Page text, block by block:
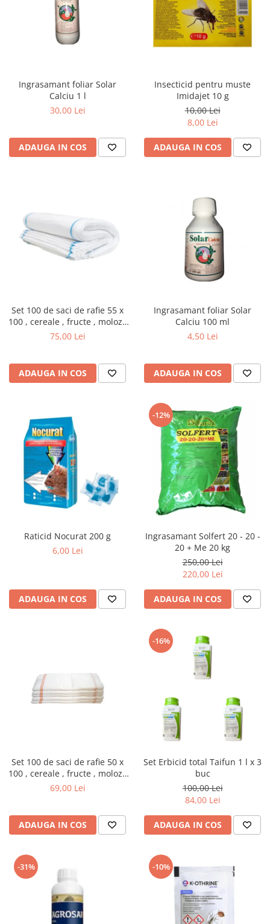
Ingrasamant foliar Solar
Calciu 1 l
30,00 Lei
ADAUGA IN COS
Insecticid pentru muste
Imidajet 10 g
10,00 Lei
8,00 Lei
ADAUGA IN COS
Set 100 de saci de rafie 55 x
100 , cereale , fructe , moloz ,
menaj si depozitare
75,00 Lei
ADAUGA IN COS
Ingrasamant foliar Solar
Calciu 100 ml
4,50 Lei
ADAUGA IN COS
Raticid Nocurat 200 g
6,00 Lei
ADAUGA IN COS
-12%
Ingrasamant Solfert 20 - 20 -
20 + Me 20 kg
250,00 Lei
220,00 Lei
ADAUGA IN COS
Set 100 de saci de rafie 50 x
100 , cereale , fructe , moloz ,
menaj si depozitare
69,00 Lei
ADAUGA IN COS
-16%
Set Erbicid total Taifun 1 l x 3
buc
100,00 Lei
84,00 Lei
ADAUGA IN COS
-31% -10%